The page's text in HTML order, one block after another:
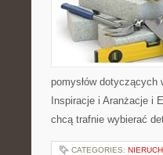
pomysłów dotyczących
Inspiracje i Aranżacje i
chcą trafnie wybierać
CATEGORIES: